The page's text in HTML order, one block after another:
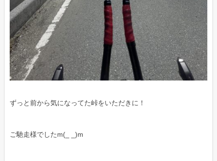
ずっと前から気になってた峠をいただきに！
ご馳走様でしたm(_ _)m